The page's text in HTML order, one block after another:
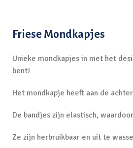
Friese Mondkapjes
Unieke mondkapjes in met het
bent!
Het mondkapje heeft aan de
De bandjes zijn elastisch,
Ze zijn herbruikbaar en uit te